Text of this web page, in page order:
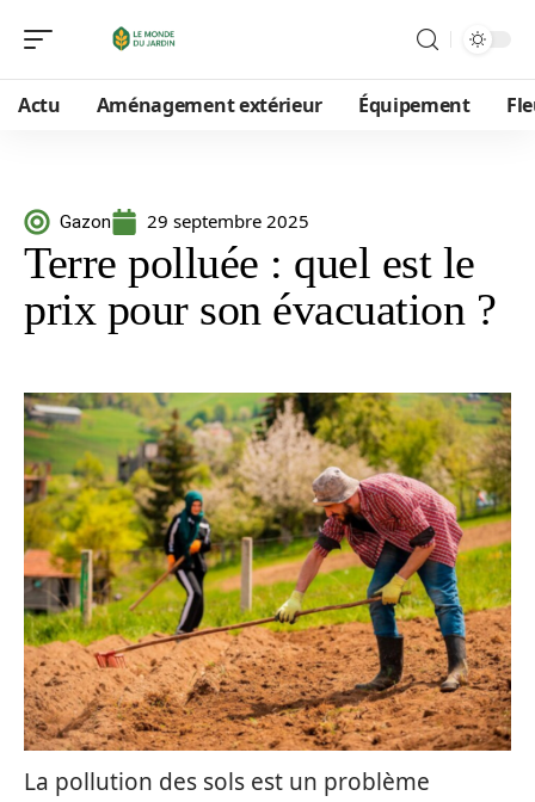
Actu Aménagement extérieur Équipement
Gazon 29 septembre 2025
Terre polluée : quel est le
prix pour son évacuation ?
La pollution des sols est un problème